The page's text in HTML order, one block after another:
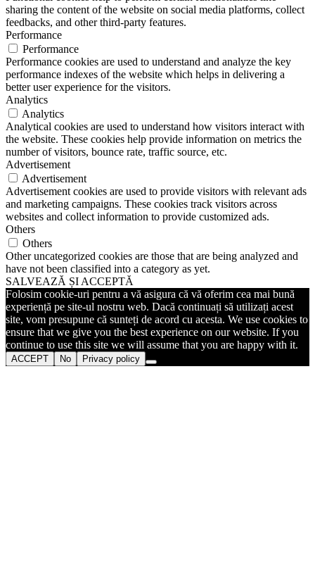
sharing the content of the website on social media platforms, collect
feedbacks, and other third-party features.
Performance
Performance
Performance cookies are used to understand and analyze the key
performance indexes of the website which helps in delivering a
better user experience for the visitors.
Analytics
Analytics
Analytical cookies are used to understand how visitors interact with
the website. These cookies help provide information on metrics the
number of visitors, bounce rate, traffic source, etc.
Advertisement
Advertisement
Advertisement cookies are used to provide visitors with relevant ads
and marketing campaigns. These cookies track visitors across
websites and collect information to provide customized ads.
Others
Others
Other uncategorized cookies are those that are being analyzed and
have not been classified into a category as yet.
SALVEAZĂ ȘI ACCEPTĂ
Folosim cookie-uri pentru a vă asigura că vă oferim cea mai bună
experiență pe site-ul nostru web. Dacă continuați să utilizați acest
site, vom presupune că sunteți de acord cu acesta. We use cookies to
ensure that we give you the best experience on our website. If you
continue to use this site we will assume that you are happy with it.
ACCEPT No Privacy policy